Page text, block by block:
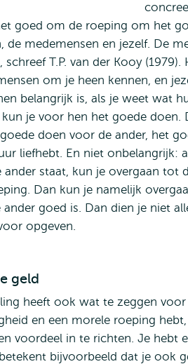
goed om de roeping om het
de medemensen en jezelf. De
T.P. van der Kooy
om je heen kennen, en
belangrijk is, als je weet wat
je voor hen het goede
doen voor de ander, het
liefhebt. En niet onbelangrijk:
staat, kun je overgaan
Dan kun je namelijk
goed is. Dan dien je niet
opgeven.
geld
heeft ook wat te zeggen
en een morele roeping
voordeel in te richten. Je hebt
bijvoorbeeld dat je ook